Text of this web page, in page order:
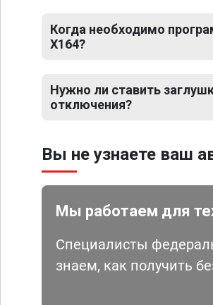
Когда необходимо
X164?
Нужно ли ставить
отключения?
Вы не узнаете ваш
Мы работаем для
Специалисты
знаем, как получить